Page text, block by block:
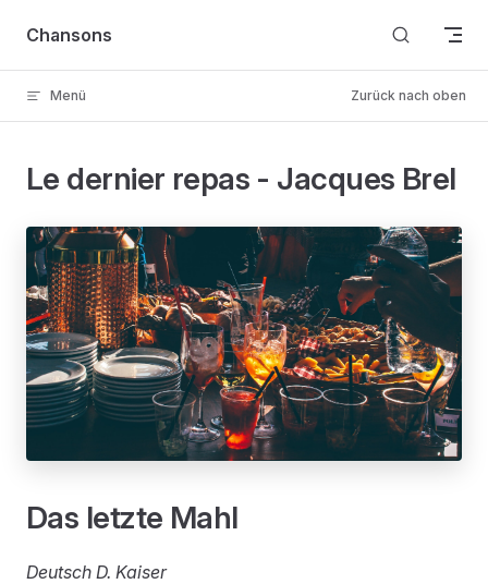
Skip to content
Chansons
Menü Zurück nach oben
Le dernier repas - Jacques Brel
Das letzte Mahl
Deutsch D. Kaiser